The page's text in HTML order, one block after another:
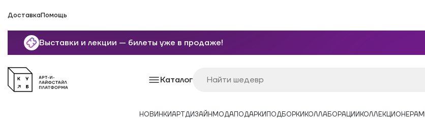
ДоставкаПомощь
Выставки и лекции — билеты уже в продаже!
Каталог
НОВИНКИАРТДИЗАЙН МОДАПОДАРКИ ПОДБОРКИ КОЛЛАБОРАЦИИ КОЛЛЕКЦИОНЕРАМ